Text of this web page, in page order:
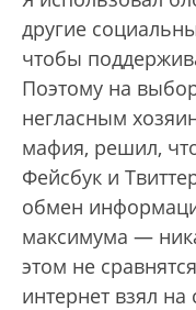
другие
чтобы
Поэтому на
негласным
мафия, решил,
Фейсбук и
обмен
максимума —
этом не
интернет взял